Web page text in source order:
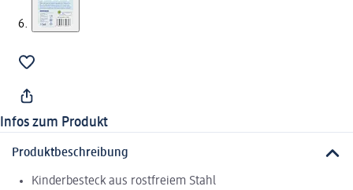
Infos zum Produkt
Produktbeschreibung
Kinderbesteck aus rostfreiem Stahl